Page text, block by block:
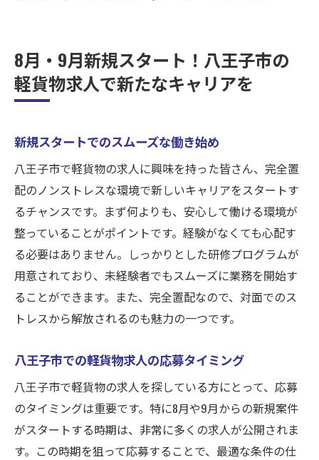
8月・9月新規スタート！八王子市の
軽貨物求人で新たなキャリアを
新規スタートでのスムーズな働き始め
八王子市で軽貨物の求人に興味を持った皆さん、完全置
配のノンストレスな環境で新しいキャリアをスタートす
るチャンスです。まず何よりも、安心して働ける環境が
整っていることがポイントです。経験がなくても心配す
る必要はありません。しっかりとした研修プログラムが
用意されており、未経験者でもスムーズに業務を開始す
ることができます。また、完全置配なので、対面でのス
トレスから解放されるのも魅力の一つです。
八王子市での軽貨物求人の応募タイミング
八王子市で軽貨物の求人を探している方にとって、応募
のタイミングは重要です。特に8月や9月からの新規案件
がスタートする時期は、非常に多くの求人が公開されま
す。この時期を狙って応募することで、最適な条件の仕